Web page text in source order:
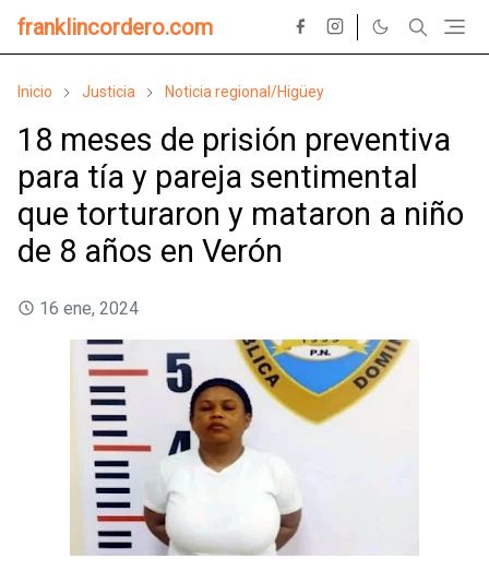
franklincordero.com
Inicio Justicia Noticia regional/Higüey
18 meses de prisión preventiva
para tía y pareja sentimental
que torturaron y mataron a niño
de 8 años en Verón
16 ene, 2024